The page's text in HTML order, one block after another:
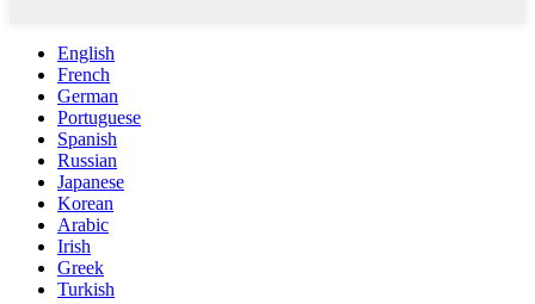
English
French
German
Portuguese
Spanish
Russian
Japanese
Korean
Arabic
Irish
Greek
Turkish